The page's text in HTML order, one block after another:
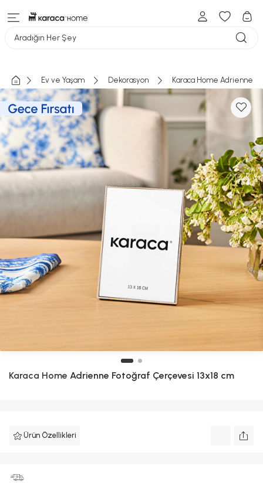
Aradığın Her Şey
Ev ve Yaşam Dekorasyon Karaca Home Adrienne
Karaca Home Adrienne Fotoğraf Çerçevesi 13x18 cm
Ürün Özellikleri